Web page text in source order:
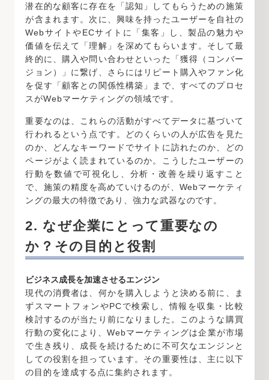
潜在的な顧客に存在を「認知」してもらうための施策
が含まれます。次に、興味を持ったユーザーを自社の
WebサイトやECサイトに「集客」し、製品の魅力や
価値を伝えて「理解」を深めてもらいます。そして最
終的に、購入や問い合わせといった「獲得（コンバー
ジョン）」に繋げ、さらにはリピート購入やファン化
を促す「顧客との関係性構築」まで、すべてのプロセ
スがWebマーケティングの領域です。
重要なのは、これらの活動がすべてデータに基づいて
行われるという点です。どのくらいの人が広告を見た
のか、どんなキーワードでサイトに訪れたのか、どの
ページがよく読まれているのか。こうしたユーザーの
行動を数値で可視化し、分析・改善を繰り返すこと
で、施策の精度を高めていけるのが、Webマーケティ
ングの最大の特徴であり、強力な武器なのです。
2. なぜ企業にとって重要なの
か？その目的と役割
ビジネス成長を加速させるエンジン
現代の消費者は、何かを購入しようと決める前に、ま
ずスマートフォンやPCで検索し、情報を収集・比較
検討するのが当たり前になりました。このような購買
行動の変化により、Webマーケティングは企業が市場
で生き残り、成長を続けるために不可欠なエンジンと
しての役割を担っています。その重要性は、主に以下
の目的を達成する点に集約されます。